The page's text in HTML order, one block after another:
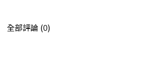
全部評論 (0)